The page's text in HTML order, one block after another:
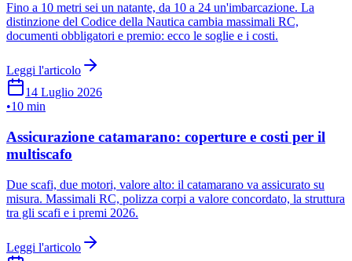
Fino a 10 metri sei un natante, da 10 a 24 un'imbarcazione. La
distinzione del Codice della Nautica cambia massimali RC,
documenti obbligatori e premio: ecco le soglie e i costi.
Leggi l'articolo
14 Luglio 2026
•10 min
Assicurazione catamarano: coperture e costi per il
multiscafo
Due scafi, due motori, valore alto: il catamarano va assicurato su
misura. Massimali RC, polizza corpi a valore concordato, la struttura
tra gli scafi e i premi 2026.
Leggi l'articolo